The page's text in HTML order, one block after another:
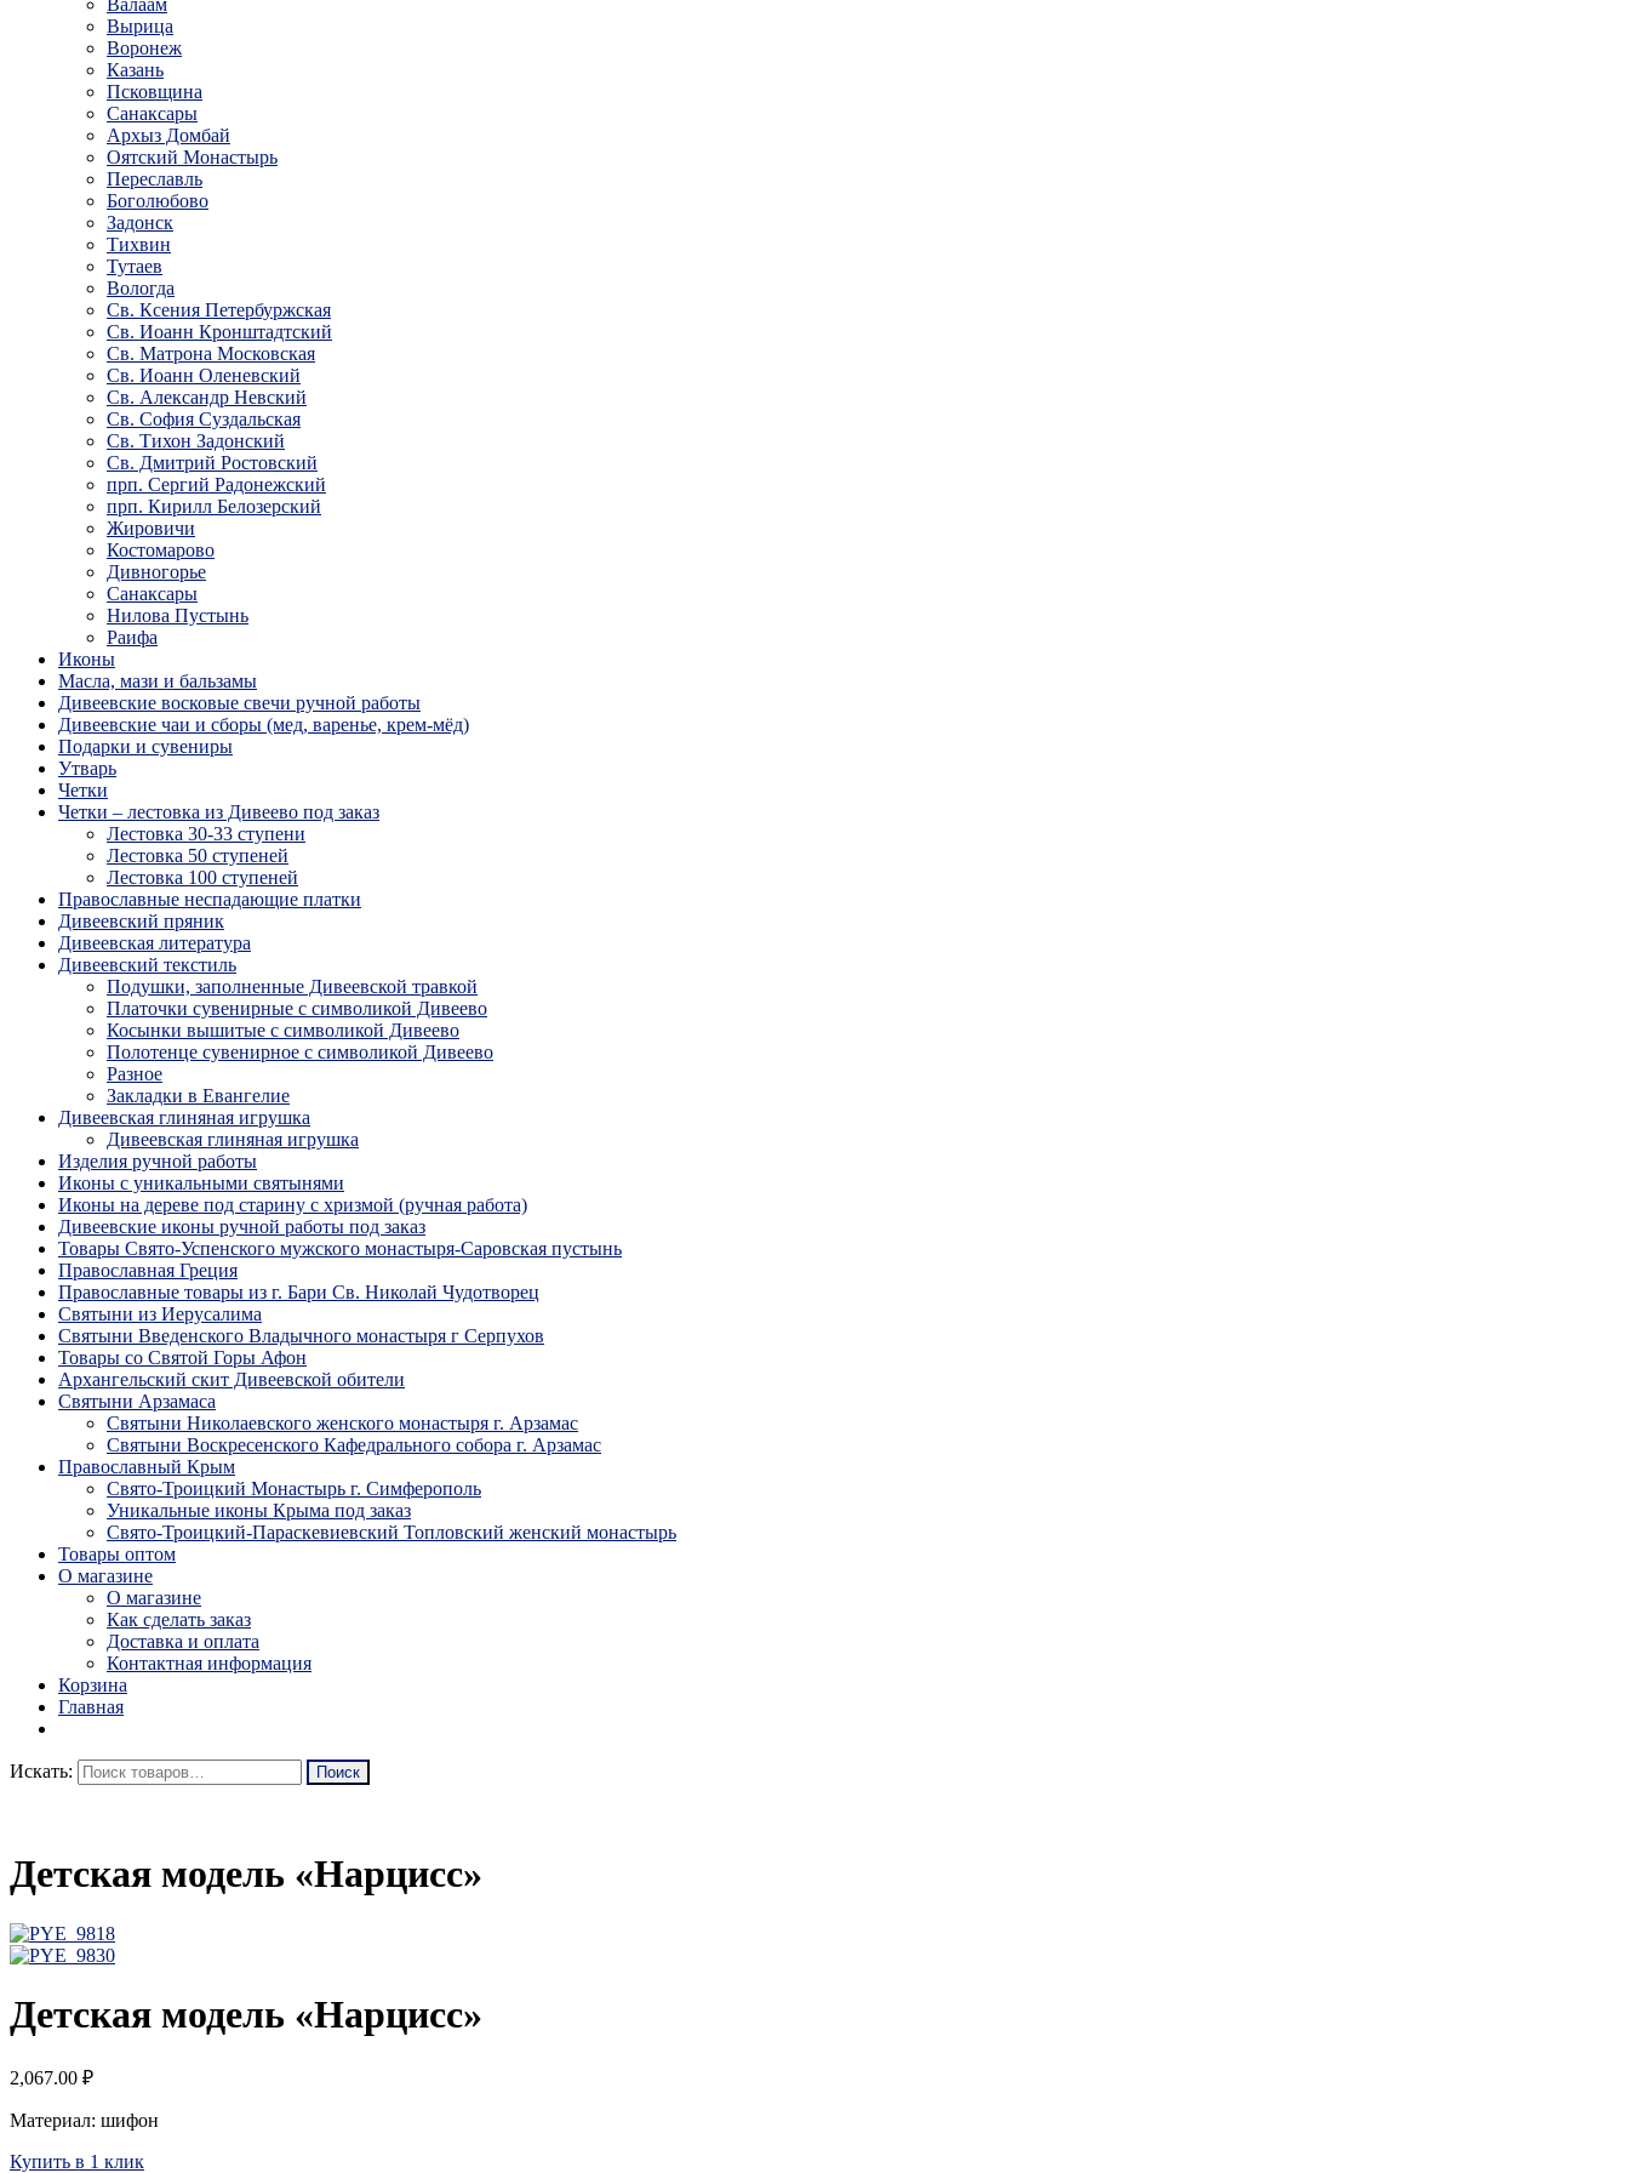
Вырица
Воронеж
Казань
Псковщина
Санаксары
Архыз Домбай
Оятский Монастырь
Переславль
Боголюбово
Задонск
Тихвин
Тутаев
Вологда
Св. Ксения Петербуржская
Св. Иоанн Кронштадтский
Св. Матрона Московская
Св. Иоанн Оленевский
Св. Александр Невский
Св. София Суздальская
Св. Тихон Задонский
Св. Дмитрий Ростовский
прп. Сергий Радонежский
прп. Кирилл Белозерский
Жировичи
Костомарово
Дивногорье
Санаксары
Нилова Пустынь
Раифа
Иконы
Масла, мази и бальзамы
Дивеевские восковые свечи ручной работы
Дивеевские чаи и сборы (мед, варенье, крем-мёд)
Подарки и сувениры
Утварь
Четки
Четки – лестовка из Дивеево под заказ
Лестовка 30-33 ступени
Лестовка 50 ступеней
Лестовка 100 ступеней
Православные неспадающие платки
Дивеевский пряник
Дивеевская литература
Дивеевский текстиль
Подушки, заполненные Дивеевской травкой
Платочки сувенирные с символикой Дивеево
Косынки вышитые с символикой Дивеево
Полотенце сувенирное с символикой Дивеево
Разное
Закладки в Евангелие
Дивеевская глиняная игрушка
Дивеевская глиняная игрушка
Изделия ручной работы
Иконы с уникальными святынями
Иконы на дереве под старину с хризмой (ручная работа)
Дивеевские иконы ручной работы под заказ
Товары Свято-Успенского мужского монастыря-Саровская пустынь
Православная Греция
Православные товары из г. Бари Св. Николай Чудотворец
Святыни из Иерусалима
Святыни Введенского Владычного монастыря г Серпухов
Товары со Святой Горы Афон
Архангельский скит Дивеевской обители
Святыни Арзамаса
Святыни Николаевского женского монастыря г. Арзамас
Святыни Воскресенского Кафедрального собора г. Арзамас
Православный Крым
Свято-Троицкий Монастырь г. Симферополь
Уникальные иконы Крыма под заказ
Свято-Троицкий-Параскевиевский Топловский женский монастырь
Товары оптом
О магазине
О магазине
Как сделать заказ
Доставка и оплата
Контактная информация
Корзина
Главная
Искать:
Детская модель «Нарцисс»
Детская модель «Нарцисс»
2,067.00 ₽
Материал: шифон
Купить в 1 клик